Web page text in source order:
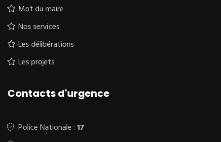
Mot du maire
Nos services
Les délibérations
Les projets
Contacts d'urgence
Police Nationale :17